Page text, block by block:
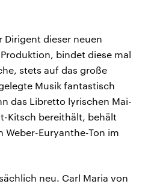
Dirigent dieser neuen
bindet diese mal
stets auf das große
Musik fantastisch
das Libretto lyrischen Mai-
Kitsch bereithält, behält
Weber-Euryanthe-Ton im
neu. Carl Maria von